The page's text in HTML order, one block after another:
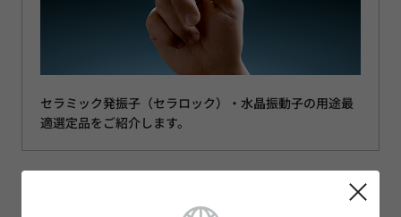
セラミック発振子（セラロック）・水晶振動子の用途最
適選定品をご紹介します。
アプリケーション特集